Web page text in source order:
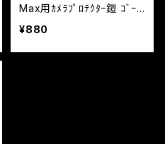
Max用ｶﾒﾗﾌﾟﾛﾃｸﾀｰ鎧 ｺﾞｰﾙ
ﾄﾞ
¥880